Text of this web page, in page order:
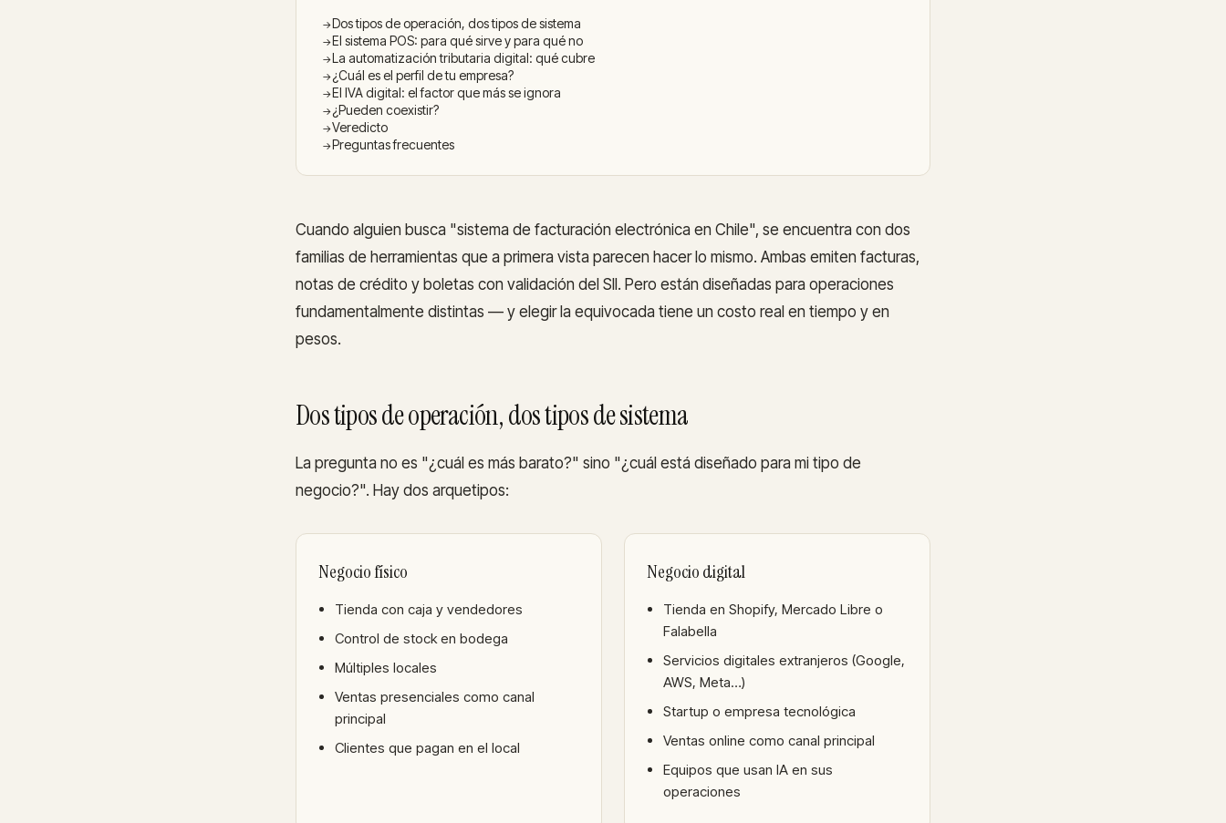
Dos tipos de operación, dos tipos de sistema
El sistema POS: para qué sirve y para qué no
La automatización tributaria digital: qué cubre
¿Cuál es el perfil de tu empresa?
El IVA digital: el factor que más se ignora
¿Pueden coexistir?
Veredicto
Preguntas frecuentes
Cuando alguien busca "sistema de facturación electrónica en Chile", se encuentra con dos
familias de herramientas que a primera vista parecen hacer lo mismo. Ambas emiten facturas,
notas de crédito y boletas con validación del SII. Pero están diseñadas para operaciones
fundamentalmente distintas — y elegir la equivocada tiene un costo real en tiempo y en
pesos.
Dos tipos de operación, dos tipos de sistema
La pregunta no es "¿cuál es más barato?" sino "¿cuál está diseñado para mi tipo de
negocio?". Hay dos arquetipos:
Negocio físico
Tienda con caja y vendedores
Control de stock en bodega
Múltiples locales
Ventas presenciales como canal
principal
Clientes que pagan en el local
Negocio digital
Tienda en Shopify, Mercado Libre o
Falabella
Servicios digitales extranjeros (Google,
AWS, Meta…)
Startup o empresa tecnológica
Ventas online como canal principal
Equipos que usan IA en sus
operaciones